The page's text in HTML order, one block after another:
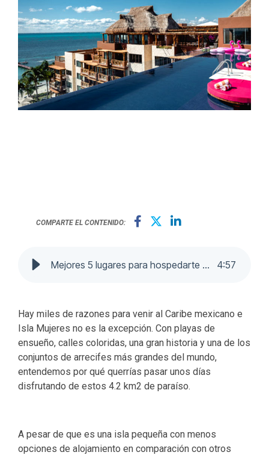
COMPARTE EL CONTENIDO:
Mejores 5 lugares para hospedarte en Isla Mujeres 4:57
Hay miles de razones para venir al Caribe mexicano e
Isla Mujeres no es la excepción. Con playas de
ensueño, calles coloridas, una gran historia y una de los
conjuntos de arrecifes más grandes del mundo,
entendemos por qué querrías pasar unos días
disfrutando de estos 4.2 km2 de paraíso.
A pesar de que es una isla pequeña con menos
opciones de alojamiento en comparación con otros